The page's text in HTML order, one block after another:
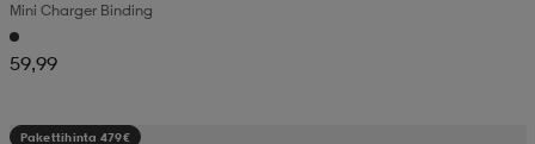
Mini Charger Binding
59,99
Pakettihinta 479€